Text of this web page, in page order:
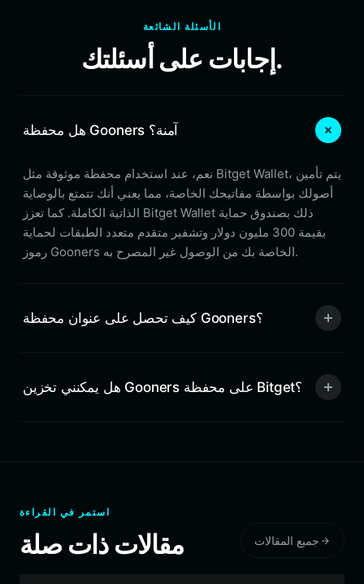
الأسئلة الشائعة
إجابات على أسئلتك.
هل محفظة Gooners آمنة؟
نعم، عند استخدام محفظة موثوقة مثل Bitget Wallet، يتم تأمين
أصولك بواسطة مفاتيحك الخاصة، مما يعني أنك تتمتع بالوصاية
الذاتية الكاملة. كما تعزز Bitget Wallet ذلك بصندوق حماية
بقيمة 300 مليون دولار وتشفير متقدم متعدد الطبقات لحماية
رموز Gooners الخاصة بك من الوصول غير المصرح به.
كيف تحصل على عنوان محفظة Gooners؟
هل يمكنني تخزين Gooners على محفظة Bitget؟
استمر في القراءة
مقالات ذات صلة جميع المقالات